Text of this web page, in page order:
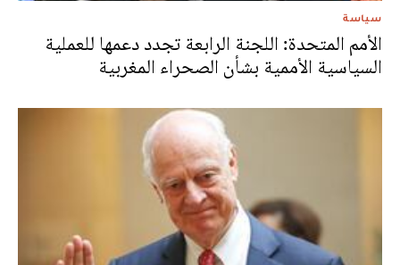
سياسة
الأمم المتحدة: اللجنة الرابعة تجدد دعمها للعملية
السياسية الأممية بشأن الصحراء المغربية